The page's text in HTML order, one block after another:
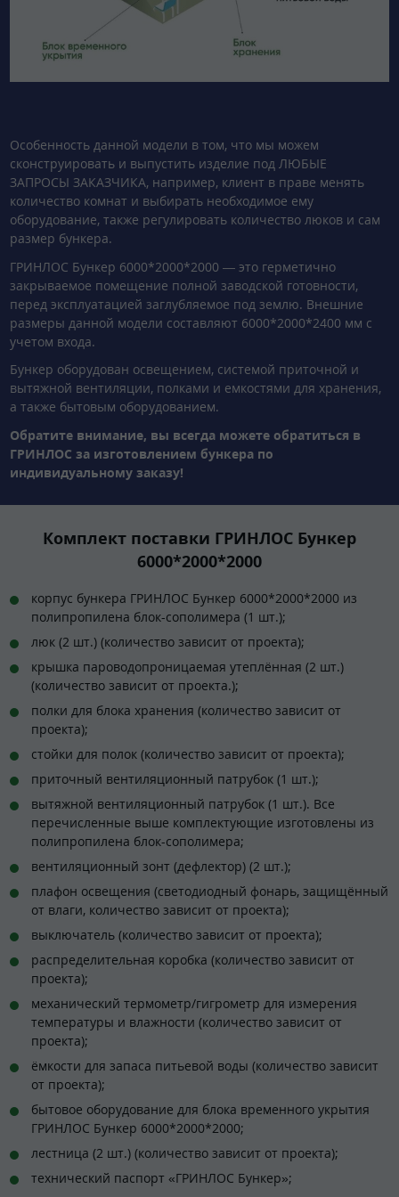
Особенность данной модели в том, что мы можем
сконструировать и выпустить изделие под ЛЮБЫЕ
ЗАПРОСЫ ЗАКАЗЧИКА, например, клиент в праве менять
количество комнат и выбирать необходимое ему
оборудование, также регулировать количество люков и сам
размер бункера.
ГРИНЛОС Бункер 6000*2000*2000 — это герметично
закрываемое помещение полной заводской готовности,
перед эксплуатацией заглубляемое под землю. Внешние
размеры данной модели составляют 6000*2000*2400 мм с
учетом входа.
Бункер оборудован освещением, системой приточной и
вытяжной вентиляции, полками и емкостями для хранения,
а также бытовым оборудованием.
Обратите внимание, вы всегда можете обратиться в
ГРИНЛОС за изготовлением бункера по
индивидуальному заказу!
Комплект поставки ГРИНЛОС Бункер
6000*2000*2000
корпус бункера ГРИНЛОС Бункер 6000*2000*2000 из
полипропилена блок-сополимера (1 шт.);
люк (2 шт.) (количество зависит от проекта);
крышка пароводопроницаемая утеплённая (2 шт.)
(количество зависит от проекта.);
полки для блока хранения (количество зависит от
проекта);
стойки для полок (количество зависит от проекта);
приточный вентиляционный патрубок (1 шт.);
вытяжной вентиляционный патрубок (1 шт.). Все
перечисленные выше комплектующие изготовлены из
полипропилена блок-сополимера;
вентиляционный зонт (дефлектор) (2 шт.);
плафон освещения (светодиодный фонарь, защищённый
от влаги, количество зависит от проекта);
выключатель (количество зависит от проекта);
распределительная коробка (количество зависит от
проекта);
механический термометр/гигрометр для измерения
температуры и влажности (количество зависит от
проекта);
ёмкости для запаса питьевой воды (количество зависит
от проекта);
бытовое оборудование для блока временного укрытия
ГРИНЛОС Бункер 6000*2000*2000;
лестница (2 шт.) (количество зависит от проекта);
технический паспорт «ГРИНЛОС Бункер»;